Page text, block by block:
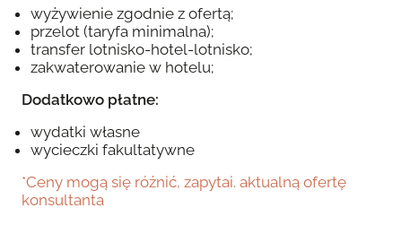
wyżywienie zgodnie z ofertą;
przelot (taryfa minimalna);
transfer lotnisko-hotel-lotnisko;
zakwaterowanie w hotelu;
Dodatkowo płatne:
wydatki własne
wycieczki fakultatywne
*Ceny mogą się różnić, zapytai. aktualną ofertę
konsultanta